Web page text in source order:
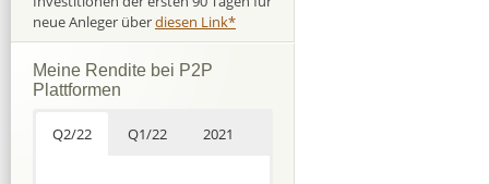
neue Anleger überdiesen Link*
Meine Rendite bei P2P
Plattformen
Q2/22 Q1/22 2021